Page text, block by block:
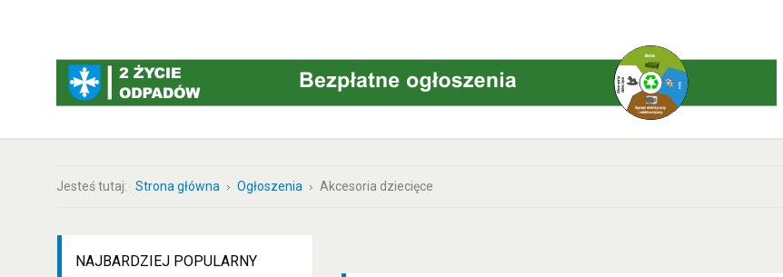
Jesteś tutaj: Strona główna Ogłoszenia Akcesoria dziecięce
NAJBARDZIEJ POPULARNY